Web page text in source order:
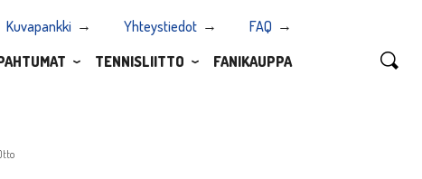
Kuvapankki Yhteystiedot
FAQ
TENNISLIITTO FANIKAUPPA